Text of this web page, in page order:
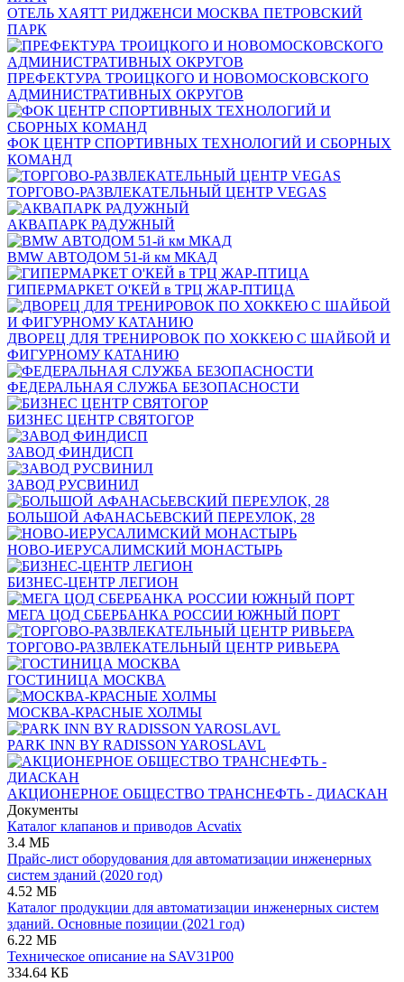
ОТЕЛЬ ХАЯТТ РИДЖЕНСИ МОСКВА ПЕТРОВСКИЙ
ПАРК
ПРЕФЕКТУРА ТРОИЦКОГО И НОВОМОСКОВСКОГО
АДМИНИСТРАТИВНЫХ ОКРУГОВ
ФОК ЦЕНТР СПОРТИВНЫХ ТЕХНОЛОГИЙ И СБОРНЫХ
КОМАНД
ТОРГОВО-РАЗВЛЕКАТЕЛЬНЫЙ ЦЕНТР VEGAS
АКВАПАРК РАДУЖНЫЙ
BMW АВТОДОМ 51-й км МКАД
ГИПЕРМАРКЕТ О'КЕЙ в ТРЦ ЖАР-ПТИЦА
ДВОРЕЦ ДЛЯ ТРЕНИРОВОК ПО ХОККЕЮ С ШАЙБОЙ И
ФИГУРНОМУ КАТАНИЮ
ФЕДЕРАЛЬНАЯ СЛУЖБА БЕЗОПАСНОСТИ
БИЗНЕС ЦЕНТР СВЯТОГОР
ЗАВОД ФИНДИСП
ЗАВОД РУСВИНИЛ
БОЛЬШОЙ АФАНАСЬЕВСКИЙ ПЕРЕУЛОК, 28
НОВО-ИЕРУСАЛИМСКИЙ МОНАСТЫРЬ
БИЗНЕС-ЦЕНТР ЛЕГИОН
МЕГА ЦОД СБЕРБАНКА РОССИИ ЮЖНЫЙ ПОРТ
ТОРГОВО-РАЗВЛЕКАТЕЛЬНЫЙ ЦЕНТР РИВЬЕРА
ГОСТИНИЦА МОСКВА
МОСКВА-КРАСНЫЕ ХОЛМЫ
PARK INN BY RADISSON YAROSLAVL
АКЦИОНЕРНОЕ ОБЩЕСТВО ТРАНСНЕФТЬ - ДИАСКАН
Документы
Каталог клапанов и приводов Acvatix
3.4 МБ
Прайс-лист оборудования для автоматизации инженерных
систем зданий (2020 год)
4.52 МБ
Каталог продукции для автоматизации инженерных систем
зданий. Основные позиции (2021 год)
6.22 МБ
Техническое описание на SAV31P00
334.64 КБ